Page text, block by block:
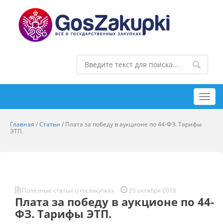
Главная /Статьи / Плата за победу в аукционе по 44-ФЗ. Тарифы
ЭТП.
Полезные статьи о госзакупках 26 октября 2018
Плата за победу в аукционе по 44-
ФЗ. Тарифы ЭТП.